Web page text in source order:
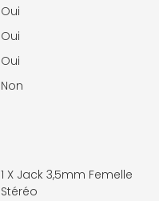
Oui
Oui
Oui
Non
1 X Jack 3,5mm Femelle
Stéréo